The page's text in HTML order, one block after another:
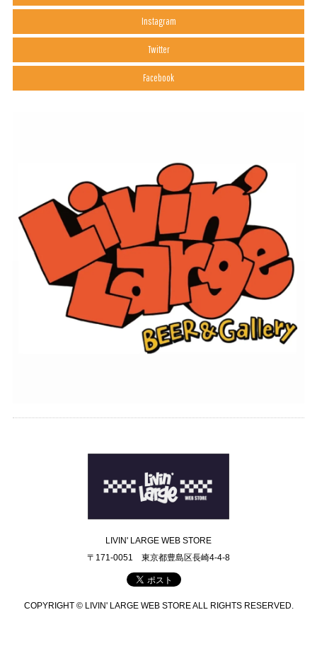
Instagram
Twitter
Facebook
LIVIN' LARGE WEB STORE
〒171-0051 東京都豊島区長崎4-4-8
COPYRIGHT © LIVIN' LARGE WEB STORE ALL RIGHTS RESERVED.